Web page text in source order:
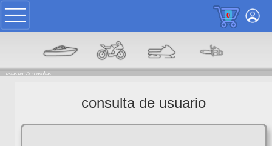
0
estas en: -> consultas
consulta de usuario